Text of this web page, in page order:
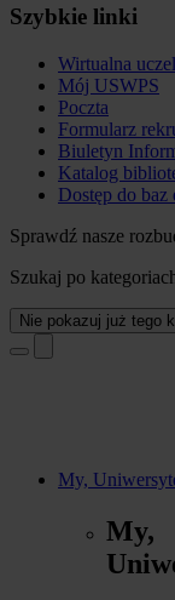
Szybkie linki
Wirtualna
Mój USWPS
Poczta
Formularz
Biuletyn
Katalog
Dostęp do
Sprawdź nasze
Szukaj po
Nie pokazuj już tego
My,
My,